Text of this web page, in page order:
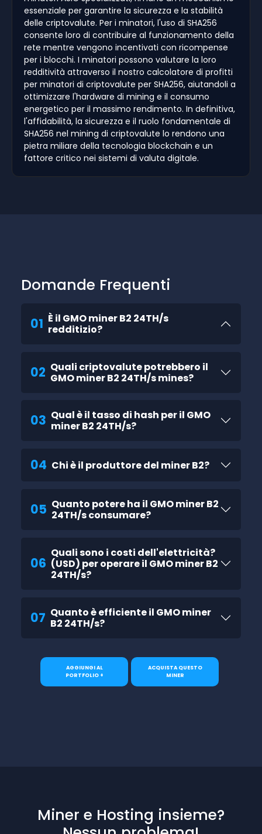
essenziale per garantire la sicurezza e la stabilità
delle criptovalute. Per i minatori, l'uso di SHA256
consente loro di contribuire al funzionamento della
rete mentre vengono incentivati con ricompense
per i blocchi. I minatori possono valutare la loro
redditività attraverso il nostro calcolatore di profitti
per minatori di criptovalute per SHA256, aiutandoli a
ottimizzare l'hardware di mining e il consumo
energetico per il massimo rendimento. In definitiva,
l'affidabilità, la sicurezza e il ruolo fondamentale di
SHA256 nel mining di criptovalute lo rendono una
pietra miliare della tecnologia blockchain e un
fattore critico nei sistemi di valuta digitale.
Domande Frequenti
01 È il GMO miner B2 24TH/s
redditizio?
02 Quali criptovalute potrebbero il
GMO miner B2 24TH/s mines?
03 Qual è il tasso di hash per il GMO
miner B2 24TH/s?
04 Chi è il produttore del miner B2?
05 Quanto potere ha il GMO miner B2
24TH/s consumare?
06
Quali sono i costi dell'elettricità?
(USD) per operare il GMO miner B2
24TH/s?
07 Quanto è efficiente il GMO miner
B2 24TH/s?
AGGIUNGI AL
PORTFOLIO +
ACQUISTA QUESTO
MINER
Miner e Hosting insieme?